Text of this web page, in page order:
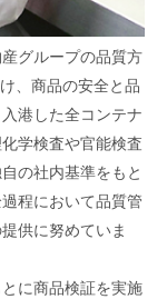
グループの品質方
、商品の安全と品
港した全コンテナ
学検査や官能検査
の社内基準をもと
程において品質管
供に努めていま
に商品検証を実施